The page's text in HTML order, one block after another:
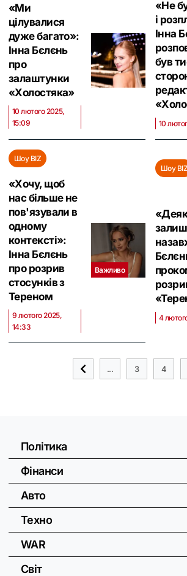
«Ми
цілувалися
дуже багато»:
Інна Бєлєнь
про
залаштунки
«Холостяка»
10 лютого 2025,
15:09
«Не
і
Інна
був
10
Важливо
Шоу BIZ
«Хочу, щоб
нас більше не
пов'язували в
одному
контексті»:
Інна Бєлєнь
про розрив
стосунків з
Тереном
9 лютого 2025,
14:33
Шоу BIZ
4
... 3 4
Політика
Фінанси
Авто
Техно
WAR
Світ